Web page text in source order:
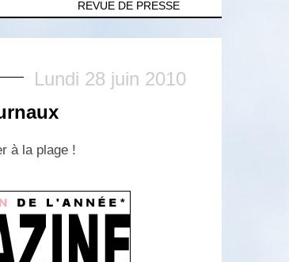
REVUE DE PRESSE
Lundi 28 juin 2010
à la plage !